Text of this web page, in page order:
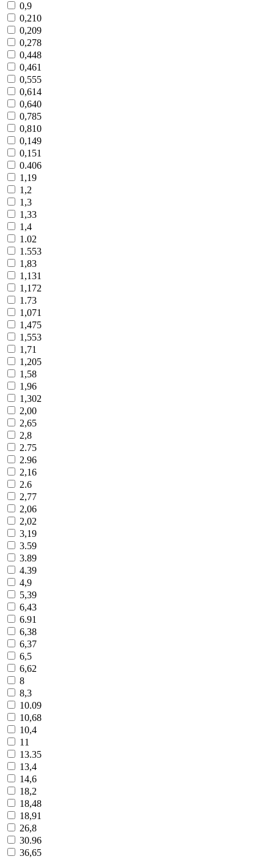
0,9
0,210
0,209
0,278
0,448
0,461
0,555
0,614
0,640
0,785
0,810
0,149
0,151
0.406
1,19
1,2
1,3
1,33
1,4
1.02
1.553
1,83
1,131
1,172
1.73
1,071
1,475
1,553
1,71
1,205
1,58
1,96
1,302
2,00
2,65
2,8
2.75
2.96
2,16
2.6
2,77
2,06
2,02
3,19
3.59
3.89
4.39
4,9
5,39
6,43
6.91
6,38
6,37
6,5
6,62
8
8,3
10.09
10,68
10,4
11
13.35
13,4
14,6
18,2
18,48
18,91
26,8
30.96
36,65